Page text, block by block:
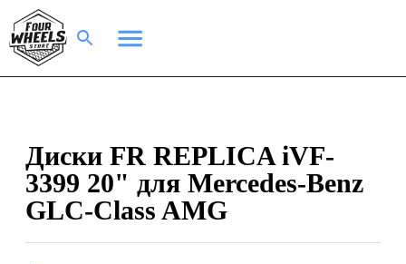
Диски FR REPLICA iVF-
3399 20" для Mercedes-Benz
GLC-Class AMG